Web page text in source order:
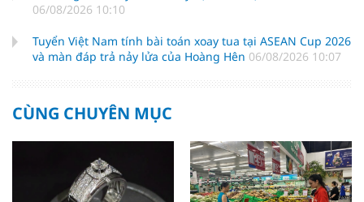
06/08/2026 10:10
Tuyển Việt Nam tính bài toán xoay tua tại ASEAN Cup 2026
và màn đáp trả nảy lửa của Hoàng Hên 06/08/2026 10:07
CÙNG CHUYÊN MỤC